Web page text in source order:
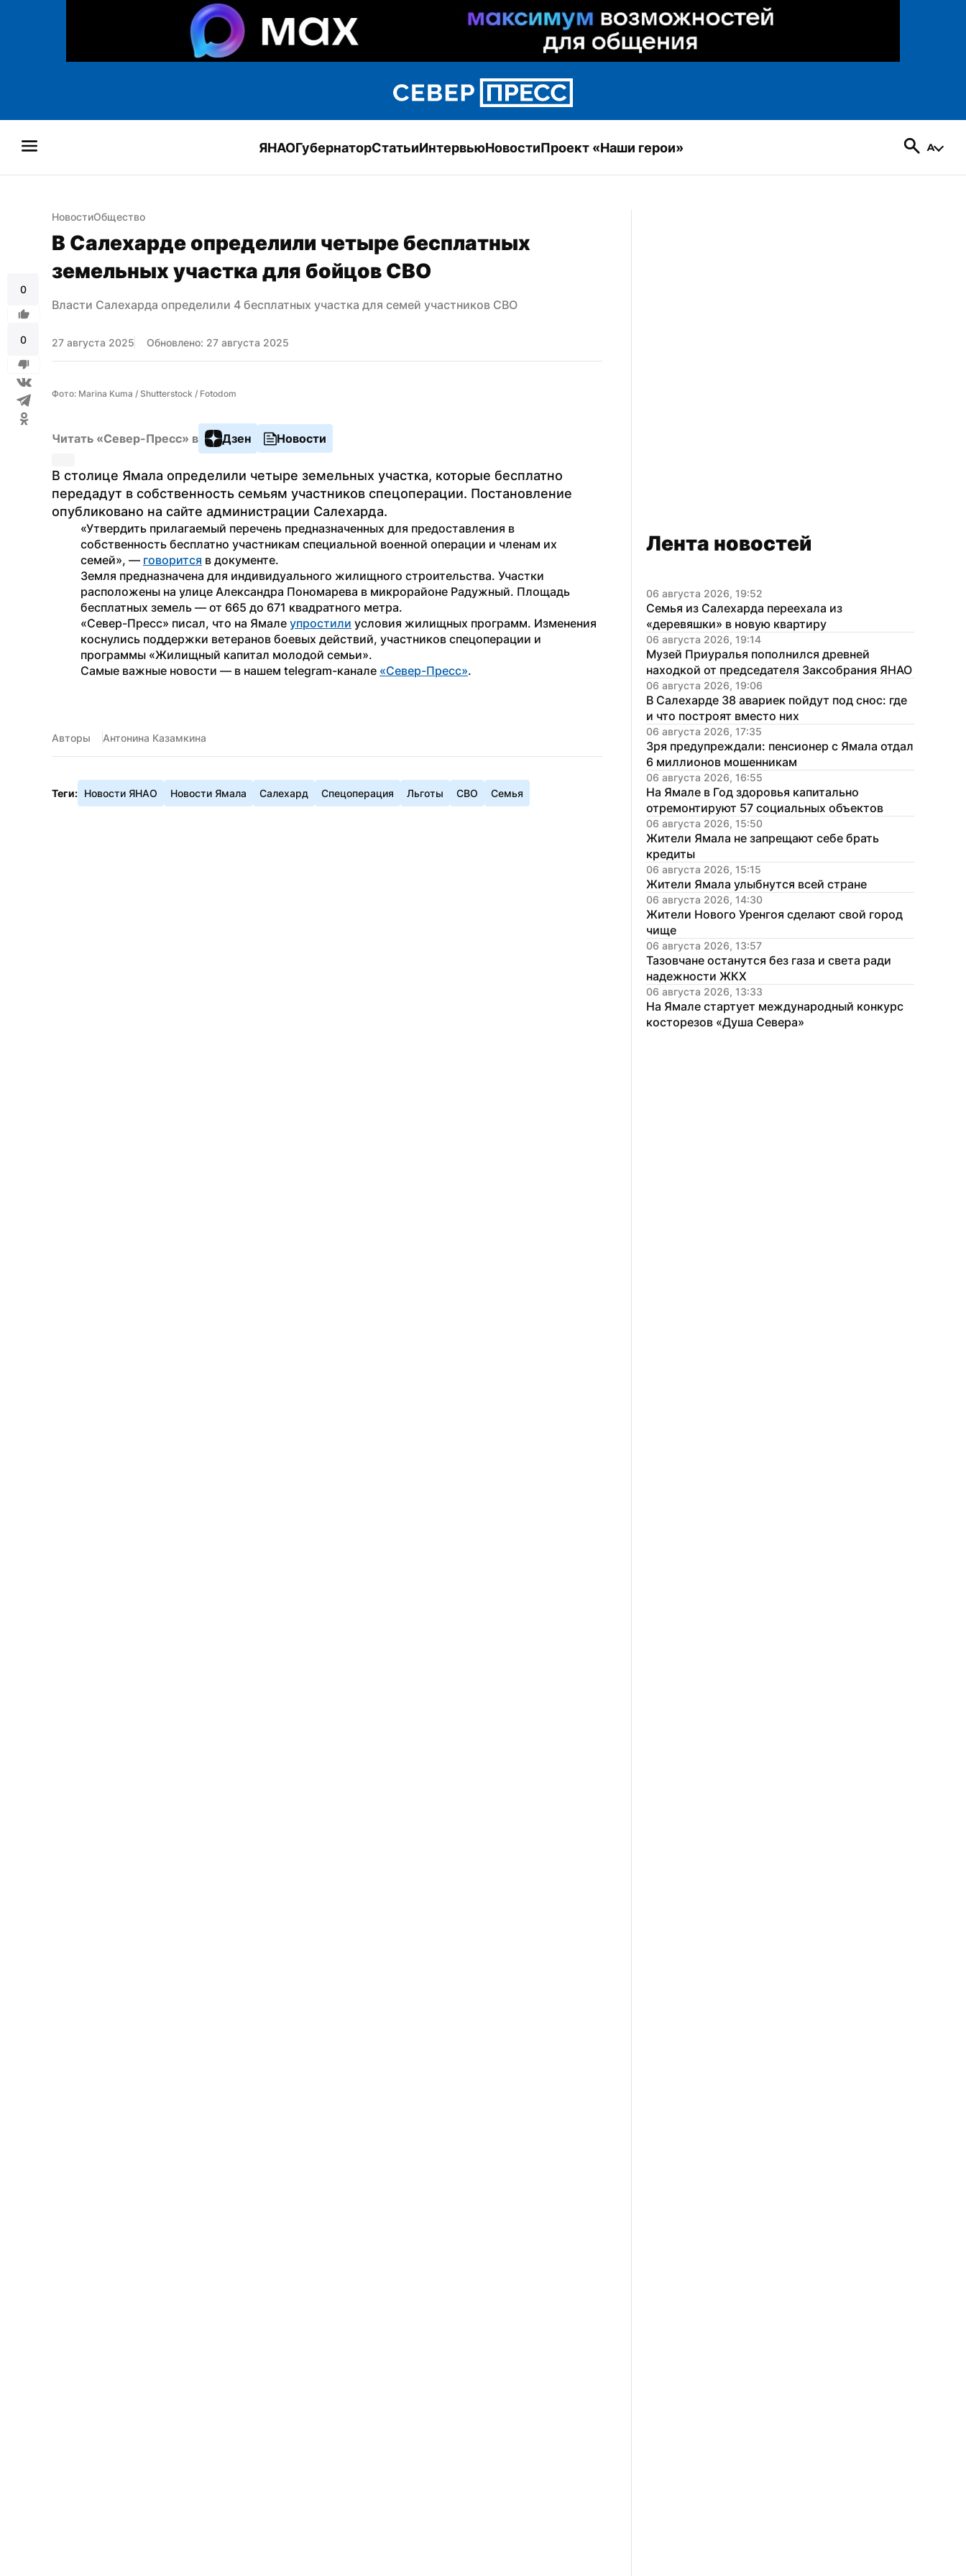
ЯНАОГубернаторСтатьиИнтервьюНовостиПроект «Наши герои»
0
0
НовостиОбщество
В Салехарде определили четыре бесплатных
земельных участка для бойцов СВО
Власти Салехарда определили 4 бесплатных участка для семей участников СВО
27 августа 2025 Обновлено: 27 августа 2025
Фото: Marina Kuma / Shutterstock / Fotodom
Читать «Север-Пресс» в Дзен Новости
В столице Ямала определили четыре земельных участка, которые бесплатно
передадут в собственность семьям участников спецоперации. Постановление
опубликовано на сайте администрации Салехарда.
«Утвердить прилагаемый перечень предназначенных для предоставления в
собственность бесплатно участникам специальной военной операции и членам их
семей», — говорится в документе.
Земля предназначена для индивидуального жилищного строительства. Участки
расположены на улице Александра Пономарева в микрорайоне Радужный. Площадь
бесплатных земель — от 665 до 671 квадратного метра.
«Север-Пресс» писал, что на Ямале упростили условия жилищных программ. Изменения
коснулись поддержки ветеранов боевых действий, участников спецоперации и
программы «Жилищный капитал молодой семьи».
Самые важные новости — в нашем telegram-канале «Север-Пресс».
Авторы Антонина Казамкина
Теги: Новости ЯНАО Новости Ямала Салехард Спецоперация Льготы СВО Семья
Лента новостей
06 августа 2026, 19:52
Семья из Салехарда переехала из
«деревяшки» в новую квартиру
06 августа 2026, 19:14
Музей Приуралья пополнился древней
находкой от председателя Заксобрания ЯНАО
06 августа 2026, 19:06
В Салехарде 38 авариек пойдут под снос: где
и что построят вместо них
06 августа 2026, 17:35
Зря предупреждали: пенсионер с Ямала отдал
6 миллионов мошенникам
06 августа 2026, 16:55
На Ямале в Год здоровья капитально
отремонтируют 57 социальных объектов
06 августа 2026, 15:50
Жители Ямала не запрещают себе брать
кредиты
06 августа 2026, 15:15
Жители Ямала улыбнутся всей стране
06 августа 2026, 14:30
Жители Нового Уренгоя сделают свой город
чище
06 августа 2026, 13:57
Тазовчане останутся без газа и света ради
надежности ЖКХ
06 августа 2026, 13:33
На Ямале стартует международный конкурс
косторезов «Душа Севера»